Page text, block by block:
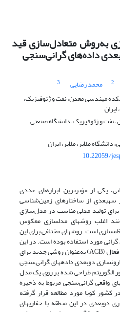
‌به‌روش متعادل‌سازی قید
داده‌های گرانی‌سنجی
2 محمد رضایی
3
مهندسی معدن، نفت و ژئوفیزیک،
نفت و ژئوفیزیک، دانشگاه صنعتی
ملایر، ملایر، ایران
10.22059/
یکی از مؤثرترین ابزارهای عددی
سه­بعدی از ساختار­های زمین‌شناسی
برای تولید مدلی مناسب در مدل‌سازی
اغلب روش­های مدلسازی معکوس
است. روش‏های مختلفی برای این
گرانی مورد استفاده بوده است. در این
مقاله از روش متعادل­سازی قید فعال (ACB) به‌عنوان روشی جدید برای
دوبعدی داده­های گرانی‌سنجی
الگوریتم طراحی شده بر روی یک مدل
واقعی گرانی‌سنجی مربوط به ذخیره
کشور کوبا مورد مطالعه قرار گرفته
دو­بعدی در این منطقه با حفاری­های